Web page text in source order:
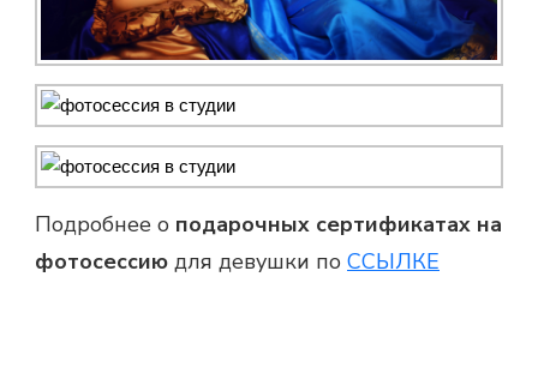
Подробнее о подарочных сертификатах на
фотосессию для девушки по ССЫЛКЕ